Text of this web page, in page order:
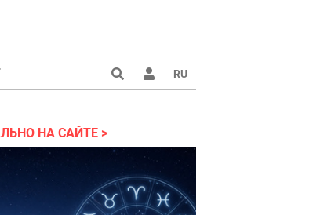
RU
НА САЙТЕ